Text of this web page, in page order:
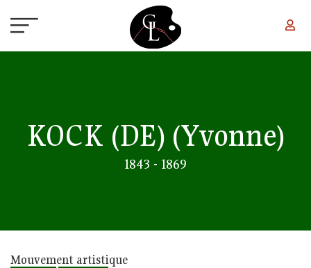
KOCK (DE) (Yvonne)
1843 - 1869
Mouvement artistique